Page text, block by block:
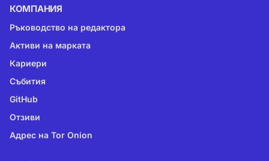
КОМПАНИЯ
Ръководство на редактора
Активи на марката
Кариери
Събития
GitHub
Отзиви
Адрес на Tor Onion